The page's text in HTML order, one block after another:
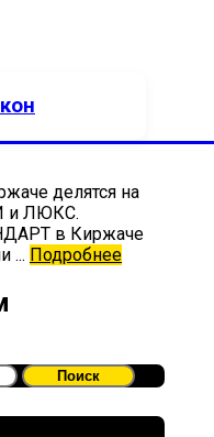
делятся на
и ЛЮКС.
в Киржаче
... Подробнее